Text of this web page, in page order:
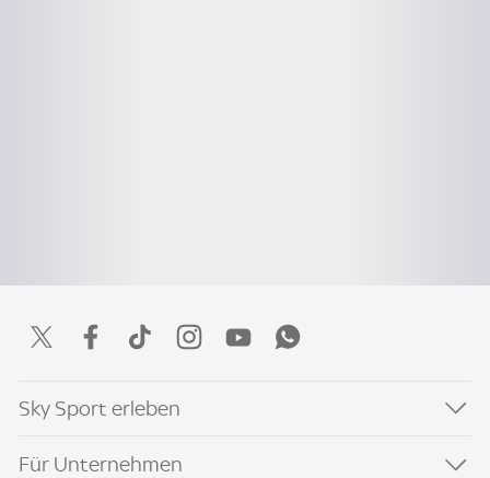
Sky Sport erleben
Für Unternehmen